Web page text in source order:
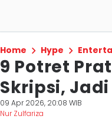
Home Hype
9 Potret
Skripsi,
09 Apr 2026, 20:08 WIB
Nur Zulfariza